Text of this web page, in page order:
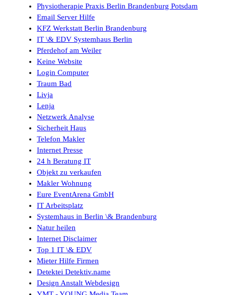
Physiotherapie Praxis Berlin Brandenburg Potsdam
Email Server Hilfe
KFZ Werkstatt Berlin Brandenburg
IT \& EDV Systemhaus Berlin
Pferdehof am Weiler
Keine Website
Login Computer
Traum Bad
Livja
Lenja
Netzwerk Analyse
Sicherheit Haus
Telefon Makler
Internet Presse
24 h Beratung IT
Objekt zu verkaufen
Makler Wohnung
Eure EventArena GmbH
IT Arbeitsplatz
Systemhaus in Berlin \& Brandenburg
Natur heilen
Internet Disclaimer
Top 1 IT \& EDV
Mieter Hilfe Firmen
Detektei Detektiv.name
Design Anstalt Webdesign